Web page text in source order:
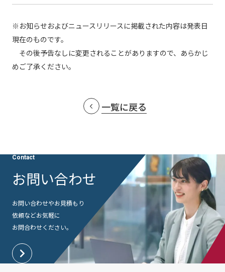
※お知らせおよびニュースリリースに掲載された内容は発表日
現在のものです。
その後予告なしに変更されることがありますので、あらかじ
めご了承ください。
一覧に戻る
Contact
お問い合わせ
お問い合わせやお見積もり
依頼などお気軽に
お問合わせください。